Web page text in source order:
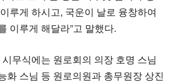
루게 하시고, 국운이 날로 융창하여
이루게 해달라”고 말했다.
무식에는 원로회의 의장 호명 스님
화 스님 등 원로의원과 총무원장 상진